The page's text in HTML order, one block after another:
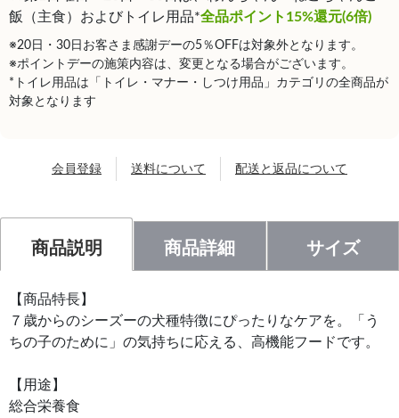
飯（主食）およびトイレ用品*全品ポイント15%還元(6倍)
※20日・30日お客さま感謝デーの5％OFFは対象外となります。
※ポイントデーの施策内容は、変更となる場合がございます。
*トイレ用品は「トイレ・マナー・しつけ用品」カテゴリの全商品が
対象となります
会員登録 送料について 配送と返品について
商品説明 商品詳細 サイズ
【商品特長】
７歳からのシーズーの犬種特徴にぴったりなケアを。「う
ちの子のために」の気持ちに応える、高機能フードです。
【用途】
総合栄養食